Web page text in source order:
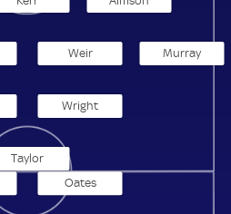
Weir Murray
Wright
Taylor
Oates